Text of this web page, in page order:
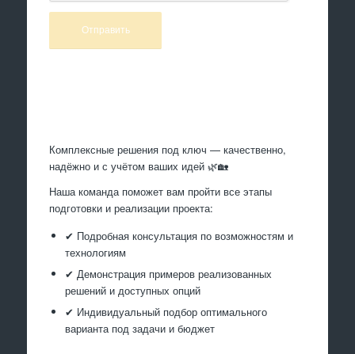
Комплексные решения под ключ — качественно,
надёжно и с учётом ваших идей 🌿🏡
Наша команда поможет вам пройти все этапы
подготовки и реализации проекта:
✔ Подробная консультация по возможностям и
технологиям
✔ Демонстрация примеров реализованных
решений и доступных опций
✔ Индивидуальный подбор оптимального
варианта под задачи и бюджет